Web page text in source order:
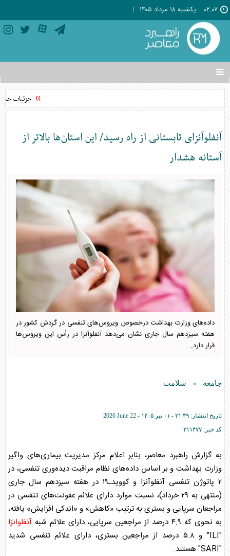
۰۲:۰۷ يکشنبه ۱۸ مرداد ۱۴۰۵
تغییر
وضعیت
منوی
ها
جزئیات جدید
آنفلوآنزای تابستانی از راه رسید/ این استان‎‌ها بالاتر از
آستانه هشدار
داده‌های وزارت بهداشت درخصوص ویروس‌های تنفسی در گردش کشور در
هفته سیزدهم سال جاری نشان می‌دهد آنفلوآنزا در رأس این ویروس‌ها
قرار دارد.
جامعه » سلامت
تاریخ انتشار: ۲۱:۴۹ - ۰۱ تير ۱۴۰۵ -
2026 June 22
کد خبر: ۳۱۱۴۷۷
به گزارش راهبرد معاصر، بنابر اعلام مرکز مدیریت بیماری‌های واگیر
وزارت بهداشت و بر اساس داده‌های نظام مراقبت دیده‌وری تنفسی، در
۲ پاتوژن تنفسی آنفلوآنزا و کوویدـ۱۹ در هفته سیزدهم سال جاری
(منتهی به ۲۹ خرداد)، نسبت موارد دارای علائم عفونت‌های تنفسی در
مراجعان سرپایی و بستری به ترتیب «کاهش» و «اندکی افزایش» یافته،
به نحوی که ۴.۹ درصد از مراجعین سرپایی، دارای علائم شبه
آنفلوانزا
"ILI" و ۵.۸ درصد از مراجعین بستری، دارای علائم تنفسی شدید
"SARI" هستند.